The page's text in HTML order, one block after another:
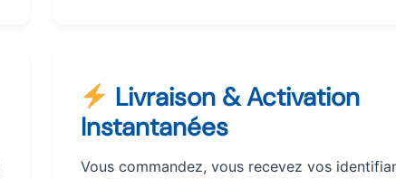
Livraison & Activation
Instantanées
Vous commandez, vous recevez vos